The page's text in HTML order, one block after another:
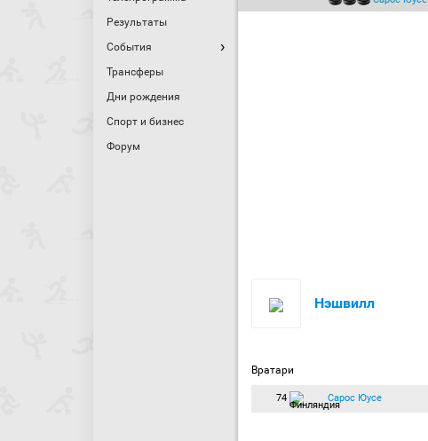
Результаты
События
Трансферы
Дни рождения
Спорт и бизнес
Форум
Нэшвилл
Вратари
74 Сарос Юусе